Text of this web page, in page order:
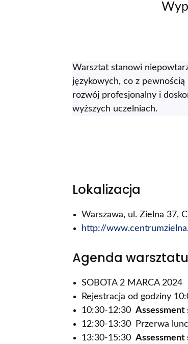
Warsztat stanowi
językowych, co z pewnością
rozwój profesjonalny i
wyższych uczelniach.
Lokalizacja
Warszawa, ul. Zielna 37,
http://
Agenda warsztatu
SOBOTA 2 MARCA 2024
Rejestracja od godziny
10:30-12:30 Assessment
12:30-13:30 Przerwa
13:30-15:30